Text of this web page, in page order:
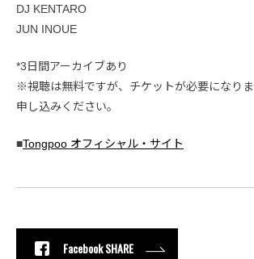
DJ KENTARO
JUN INOUE
*3日間アーカイブあり
※視聴は無料ですが、チケットが必要になりま
申し込みください。
■Tongpoo オフィシャル・サイト
Facebook SHARE